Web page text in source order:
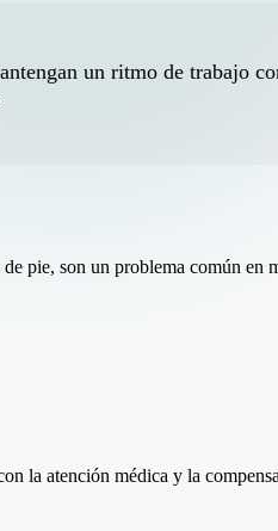
un ritmo de trabajo
pie, son un problema común en
la atención médica y la